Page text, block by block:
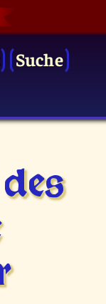
Suche